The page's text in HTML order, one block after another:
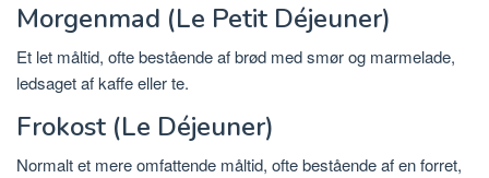
Morgenmad (Le Petit Déjeuner)
Et let måltid, ofte bestående af brød med smør og marmelade,
ledsaget af kaffe eller te.
Frokost (Le Déjeuner)
Normalt et mere omfattende måltid, ofte bestående af en forret,